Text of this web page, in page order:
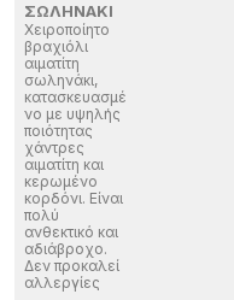
ΣΩΛΗΝΆΚΙ
Χειροποίητο
βραχιόλι
αιματίτη
σωληνάκι,
κατασκευασμέ
νο με υψηλής
ποιότητας
χάντρες
αιματίτη και
κερωμένο
κορδόνι. Είναι
πολύ
ανθεκτικό και
αδιάβροχο.
Δεν προκαλεί
αλλεργίες